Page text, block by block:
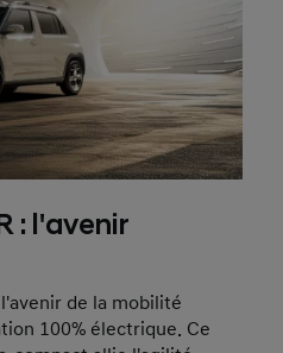
: l'avenir
de la mobilité
100% électrique. Ce